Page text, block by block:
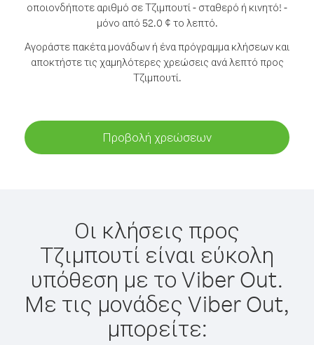
οποιονδήποτε αριθμό σε Τζιμπουτί - σταθερό ή κινητό! -
μόνο από 52.0 ¢ το λεπτό.
Αγοράστε πακέτα μονάδων ή ένα πρόγραμμα κλήσεων και
αποκτήστε τις χαμηλότερες χρεώσεις ανά λεπτό προς
Τζιμπουτί.
Προβολή χρεώσεων
Οι κλήσεις προς
Τζιμπουτί είναι εύκολη
υπόθεση με το Viber Out.
Με τις μονάδες Viber Out,
μπορείτε: